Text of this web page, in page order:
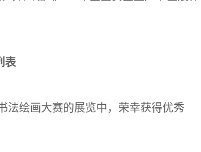
表
法绘画大赛的展览中，荣幸获得优秀